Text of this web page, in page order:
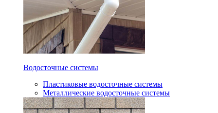
Водосточные системы
Пластиковые водосточные системы
Металлические водосточные системы